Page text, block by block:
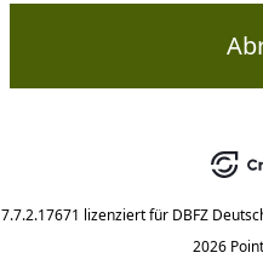
7.7.2.17671 lizenziert für DBFZ
2026